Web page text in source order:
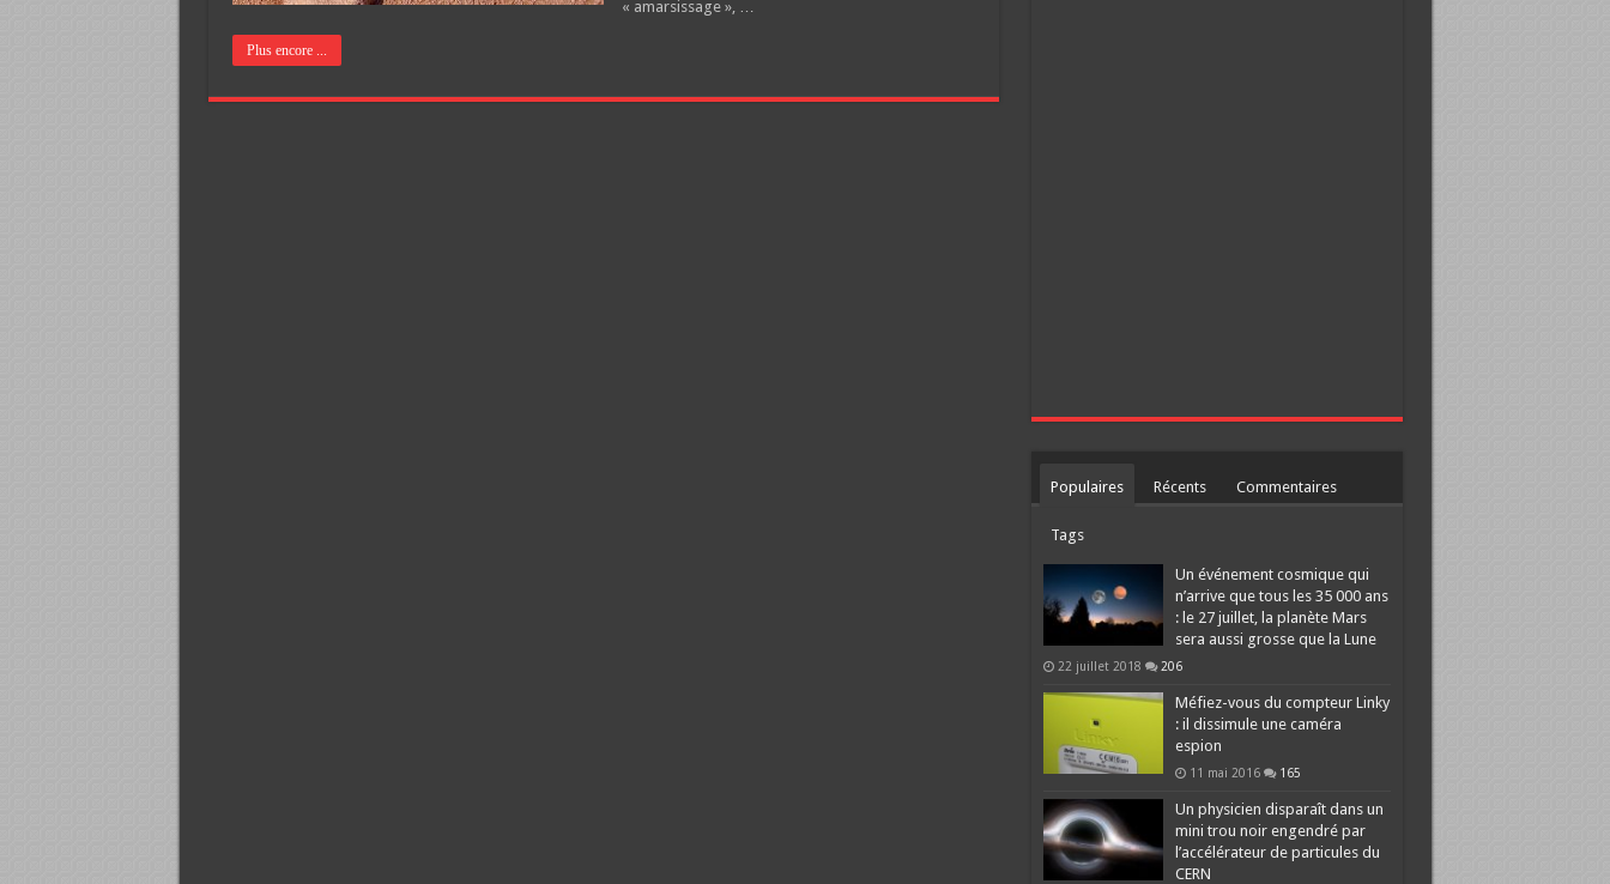
« amarsissage », …
Plus encore ...
Populaires Récents Commentaires
Tags
Un événement cosmique qui
n’arrive que tous les 35 000 ans
: le 27 juillet, la planète Mars
sera aussi grosse que la Lune
22 juillet 2018 206
Méfiez-vous du compteur Linky
: il dissimule une caméra
espion
11 mai 2016 165
Un physicien disparaît dans un
mini trou noir engendré par
l’accélérateur de particules du
CERN